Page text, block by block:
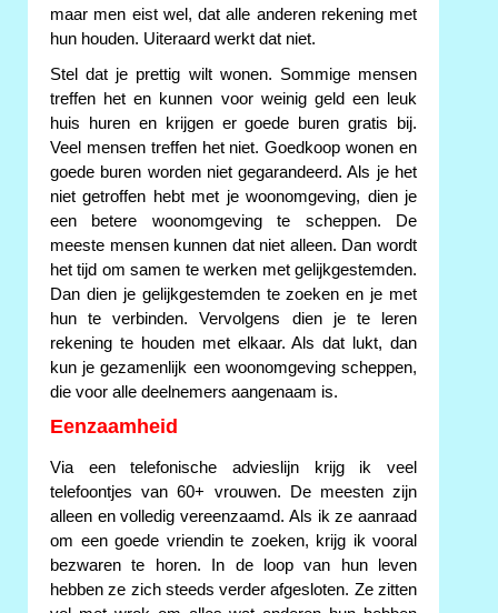
maar men eist wel, dat alle anderen rekening met
hun houden. Uiteraard werkt dat niet.
Stel dat je prettig wilt wonen. Sommige mensen
treffen het en kunnen voor weinig geld een leuk
huis huren en krijgen er goede buren gratis bij.
Veel mensen treffen het niet. Goedkoop wonen en
goede buren worden niet gegarandeerd. Als je het
niet getroffen hebt met je woonomgeving, dien je
een betere woonomgeving te scheppen. De
meeste mensen kunnen dat niet alleen. Dan wordt
het tijd om samen te werken met gelijkgestemden.
Dan dien je gelijkgestemden te zoeken en je met
hun te verbinden. Vervolgens dien je te leren
rekening te houden met elkaar. Als dat lukt, dan
kun je gezamenlijk een woonomgeving scheppen,
die voor alle deelnemers aangenaam is.
Eenzaamheid
Via een telefonische advieslijn krijg ik veel
telefoontjes van 60+ vrouwen. De meesten zijn
alleen en volledig vereenzaamd. Als ik ze aanraad
om een goede vriendin te zoeken, krijg ik vooral
bezwaren te horen. In de loop van hun leven
hebben ze zich steeds verder afgesloten. Ze zitten